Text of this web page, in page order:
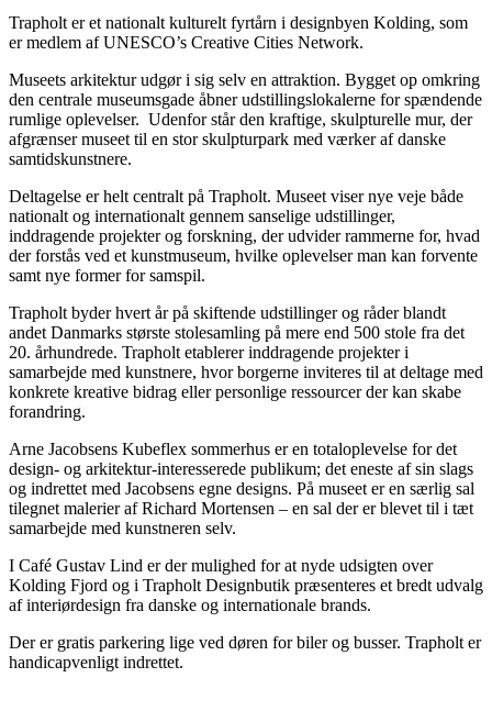
Trapholt er et nationalt kulturelt fyrtårn i designbyen Kolding, som
er medlem af UNESCO’s Creative Cities Network.
Museets arkitektur udgør i sig selv en attraktion. Bygget op omkring
den centrale museumsgade åbner udstillingslokalerne for spændende
rumlige oplevelser. Udenfor står den kraftige, skulpturelle mur, der
afgrænser museet til en stor skulpturpark med værker af danske
samtidskunstnere.
Deltagelse er helt centralt på Trapholt. Museet viser nye veje både
nationalt og internationalt gennem sanselige udstillinger,
inddragende projekter og forskning, der udvider rammerne for, hvad
der forstås ved et kunstmuseum, hvilke oplevelser man kan forvente
samt nye former for samspil.
Trapholt byder hvert år på skiftende udstillinger og råder blandt
andet Danmarks største stolesamling på mere end 500 stole fra det
20. århundrede. Trapholt etablerer inddragende projekter i
samarbejde med kunstnere, hvor borgerne inviteres til at deltage med
konkrete kreative bidrag eller personlige ressourcer der kan skabe
forandring.
Arne Jacobsens Kubeflex sommerhus er en totaloplevelse for det
design- og arkitektur-interesserede publikum; det eneste af sin slags
og indrettet med Jacobsens egne designs. På museet er en særlig sal
tilegnet malerier af Richard Mortensen – en sal der er blevet til i tæt
samarbejde med kunstneren selv.
I Café Gustav Lind er der mulighed for at nyde udsigten over
Kolding Fjord og i Trapholt Designbutik præsenteres et bredt udvalg
af interiørdesign fra danske og internationale brands.
Der er gratis parkering lige ved døren for biler og busser. Trapholt er
handicapvenligt indrettet.